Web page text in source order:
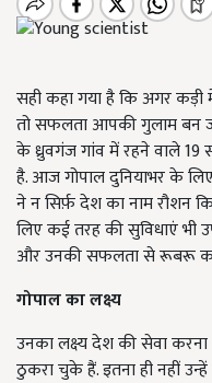
सही कहा गया है कि अगर कड़ी
तो सफलता आपकी गुलाम बन
के ध्रुवगंज गांव में रहने वाले 19
है. आज गोपाल दुनियाभर के
ने न सिर्फ़ देश का नाम रौशन
लिए कई तरह की सुविधाएं भी
और उनकी सफलता से रूबरू
गोपाल का लक्ष्य
उनका लक्ष्य देश की सेवा
ठुकरा चुके हैं. इतना ही नहीं उन्हें